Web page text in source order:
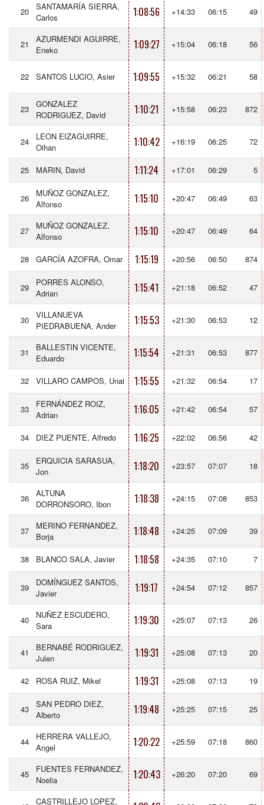
20
SANTAMARÍA SIERRA,
Carlos
1:08:56 +14:33 06:15 49
21
AZURMENDI AGUIRRE,
Eneko
1:09:27 +15:04 06:18 56
22 SANTOS LUCIO, Asier 1:09:55 +15:32 06:21 58
23
GONZALEZ
RODRIGUEZ, David
1:10:21 +15:58 06:23 872
24
LEON EIZAGUIRRE,
Oihan
1:10:42 +16:19 06:25 72
25 MARIN, David 1:11:24 +17:01 06:29 5
26
MUÑOZ GONZALEZ,
Alfonso
1:15:10 +20:47 06:49 63
27
MUÑOZ GONZALEZ,
Alfonso
1:15:10 +20:47 06:49 64
28 GARCÍA AZOFRA, Omar 1:15:19 +20:56 06:50 874
29
PORRES ALONSO,
Adrian
1:15:41 +21:18 06:52 47
30
VILLANUEVA
PIEDRABUENA, Ander
1:15:53 +21:30 06:53 12
31
BALLESTIN VICENTE,
Eduardo
1:15:54 +21:31 06:53 877
32 VILLARO CAMPOS, Unai 1:15:55 +21:32 06:54 17
33
FERNÁNDEZ ROIZ,
Adrian
1:16:05 +21:42 06:54 57
34 DIEZ PUENTE, Alfredo 1:16:25 +22:02 06:56 42
35
ERQUICIA SARASUA,
Jon
1:18:20 +23:57 07:07 18
36
ALTUNA
DORRONSORO, Ibon
1:18:38 +24:15 07:08 853
37
MERINO FERNANDEZ,
Borja
1:18:48 +24:25 07:09 39
38 BLANCO SALA, Javier 1:18:58 +24:35 07:10 7
39
DOMÍNGUEZ SANTOS,
Javier
1:19:17 +24:54 07:12 857
40
NUÑEZ ESCUDERO,
Sara
1:19:30 +25:07 07:13 26
41
BERNABÉ RODRIGUEZ,
Julen
1:19:31 +25:08 07:13 20
42 ROSA RUIZ, Mikel 1:19:31 +25:08 07:13 19
43
SAN PEDRO DIEZ,
Alberto
1:19:48 +25:25 07:15 25
44
HERRERA VALLEJO,
Angel
1:20:22 +25:59 07:18 860
45
FUENTES FERNANDEZ,
Noelia
1:20:43 +26:20 07:20 69
CASTRILLEJO LOPEZ,